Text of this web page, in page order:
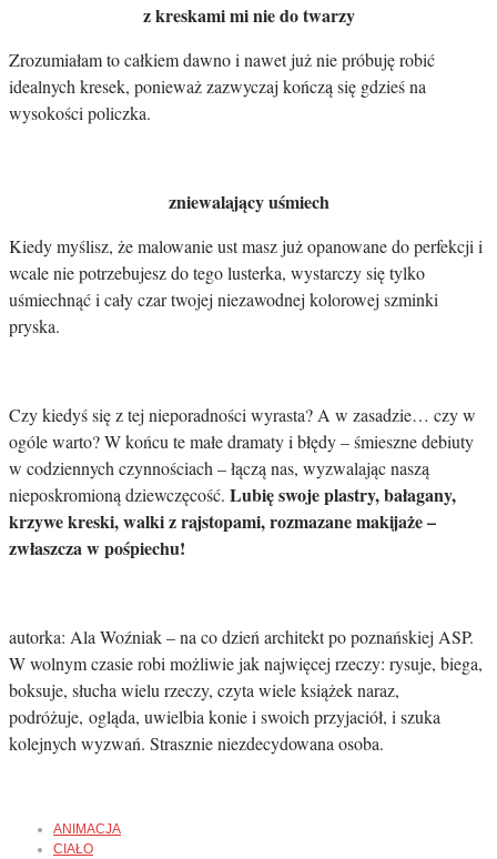
z kreskami mi nie do twarzy
Zrozumiałam to całkiem dawno i nawet już nie próbuję robić
idealnych kresek, ponieważ zazwyczaj kończą się gdzieś na
wysokości policzka.
zniewalający uśmiech
Kiedy myślisz, że malowanie ust masz już opanowane do perfekcji i
wcale nie potrzebujesz do tego lusterka, wystarczy się tylko
uśmiechnąć i cały czar twojej niezawodnej kolorowej szminki
pryska.
Czy kiedyś się z tej nieporadności wyrasta? A w zasadzie… czy w
ogóle warto? W końcu te małe dramaty i błędy – śmieszne debiuty
w codziennych czynnościach – łączą nas, wyzwalając naszą
nieposkromioną dziewczęcość. Lubię swoje plastry, bałagany,
krzywe kreski, walki z rajstopami, rozmazane makijaże –
zwłaszcza w pośpiechu!
autorka: Ala Woźniak – na co dzień architekt po poznańskiej ASP.
W wolnym czasie robi możliwie jak najwięcej rzeczy: rysuje, biega,
boksuje, słucha wielu rzeczy, czyta wiele książek naraz,
podróżuje, ogląda, uwielbia konie i swoich przyjaciół, i szuka
kolejnych wyzwań. Strasznie niezdecydowana osoba.
ANIMACJA
CIAŁO